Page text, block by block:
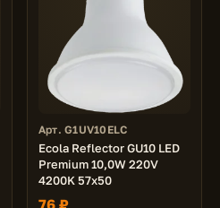
Арт. G1UV10ELC
Ecola Reflector GU10 LED
Premium 10,0W 220V
4200K 57x50
76 ₽